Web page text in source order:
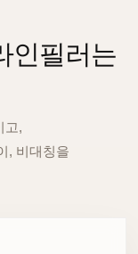
인필러는
고,
, 비대칭을